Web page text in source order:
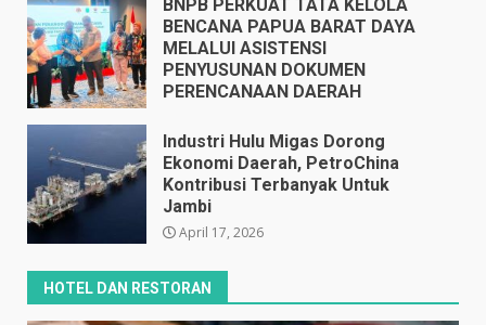
BNPB PERKUAT TATA KELOLA
BENCANA PAPUA BARAT DAYA
MELALUI ASISTENSI
PENYUSUNAN DOKUMEN
PERENCANAAN DAERAH
Industri Hulu Migas Dorong
Ekonomi Daerah, PetroChina
Kontribusi Terbanyak Untuk
Jambi
April 17, 2026
HOTEL DAN RESTORAN